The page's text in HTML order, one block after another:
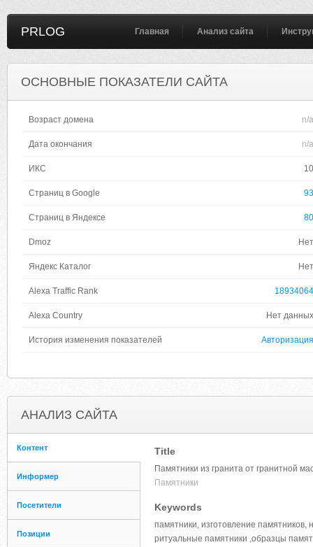
PRLOG Главная Анализ сайта
ОСНОВНЫЕ ПОКАЗАТЕЛИ САЙТА
Возраст домена n/a
Дата окончания n/a
ИКС 10
Страниц в Google 93
Страниц в Яндексе 80
Dmoz Нет
Яндекс Каталог Нет
Alexa Traffic Rank 18934064
Alexa Country Нет данных
История изменения показателей Авторизация
АНАЛИЗ САЙТА
Контент
Информер
Посетители
Позиции
Title
Памятники из гранита от гранитной
Памятники
Keywords
памятники, изготовление
ритуальные памятники ,образцы